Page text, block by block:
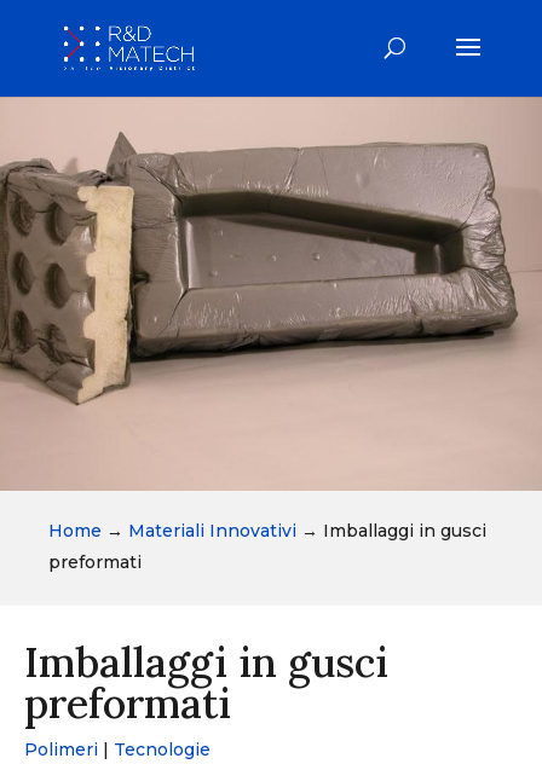
Home → Materiali Innovativi → Imballaggi in gusci
preformati
Imballaggi in gusci
preformati
Polimeri | Tecnologie